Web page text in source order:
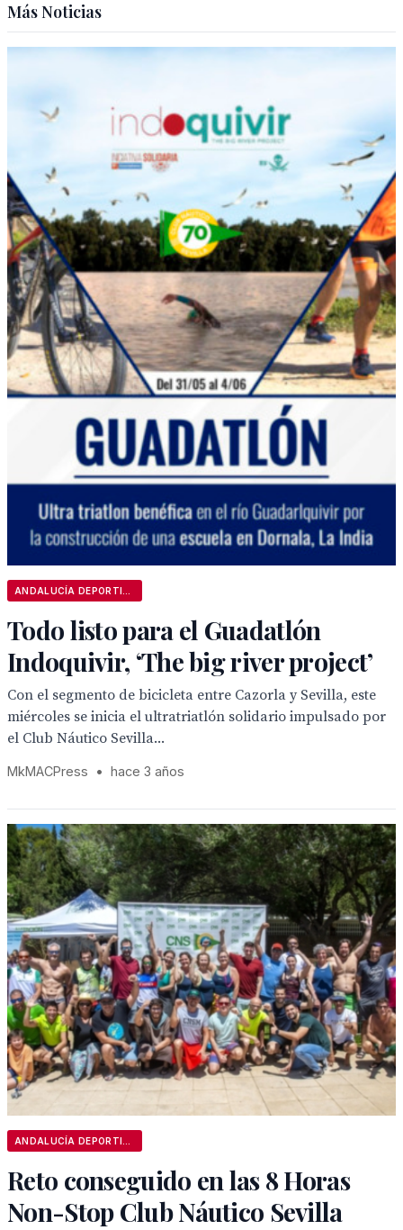
Más Noticias
Todo listo para el Guadatlón
Indoquivir, ‘The big river project’
Con el segmento de bicicleta entre Cazorla y Sevilla, este
miércoles se inicia el ultratriatlón solidario impulsado por
el Club Náutico Sevilla...
MkMACPress • hace 3 años
Reto conseguido en las 8 Horas
Non-Stop Club Náutico Sevilla